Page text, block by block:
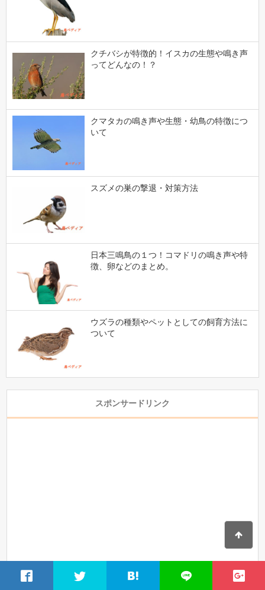
クチバシが特徴的！イスカの生態や鳴き声
ってどんなの！？
クマタカの鳴き声や生態・幼鳥の特徴につ
いて
スズメの巣の撃退・対策方法
日本三鳴鳥の１つ！コマドリの鳴き声や特
徴、卵などのまとめ。
ウズラの種類やペットとしての飼育方法に
ついて
スポンサードリンク